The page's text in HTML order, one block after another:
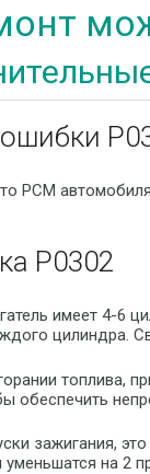
PCM
P0302
имеет 4-6
цилиндра.
топлива,
обеспечить
зажигания,
уменьшатся на